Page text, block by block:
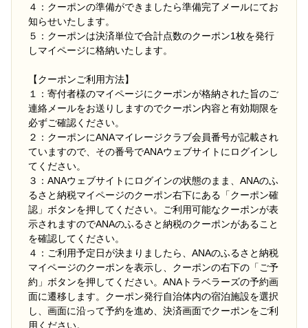
４：クーポンの準備ができましたら準備完了メールにてお
知らせいたします。
５：クーポンは決済単位で合計点数のクーポン1枚を発行
しマイページに格納いたします。
【クーポンご利用方法】
１：寄付者様のマイページにクーポンが格納された旨のご
連絡メールをお送りしますのでクーポン内容と有効期限を
必ずご確認ください。
２：クーポンにANAマイレージクラブ会員番号が記載され
ていますので、その番号でANAウェブサイトにログインし
てください。
３：ANAウェブサイトにログインの状態のまま、ANAのふ
るさと納税マイページのクーポン右下にある「クーポン確
認」ボタンを押してください。ご利用可能なクーポンが表
示されますのでANAのふるさと納税のクーポンがあること
を確認してください。
４：ご利用予定日が決まりましたら、ANAのふるさと納税
マイページのクーポンを表示し、クーポンの右下の「ご予
約」ボタンを押してください。ANAトラベラーズの予約画
面に遷移します。クーポン発行自治体内の宿泊施設を選択
し、画面に沿って予約を進め、決済画面でクーポンをご利
用ください。